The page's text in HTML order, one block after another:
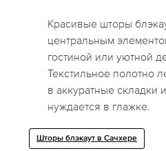
Красивые шторы
центральным
гостиной или уютной
Текстильное полотно
в аккуратные складки
нуждается в глажке.
Шторы блэкаут в Сачхере